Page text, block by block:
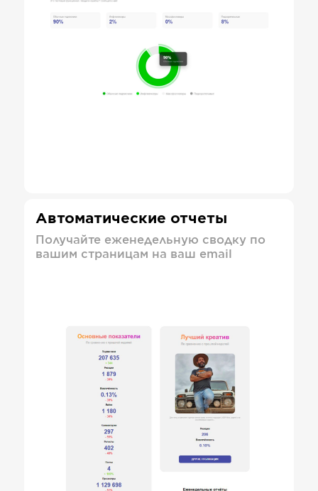
Автоматические отчеты
Получайте еженедельную сводку по
вашим страницам на ваш email